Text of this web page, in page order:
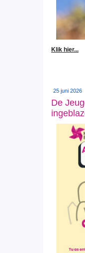
Klik hier...
25 juni 2026
De